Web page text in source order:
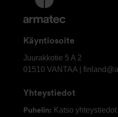
Yhteystiedot
Käyntiosoite
OY
Armatec
AB
Juurakkotie 5 A 2
01510 VANTAA |
Yhteystiedot
Puhelin: Katso yhteystiedot